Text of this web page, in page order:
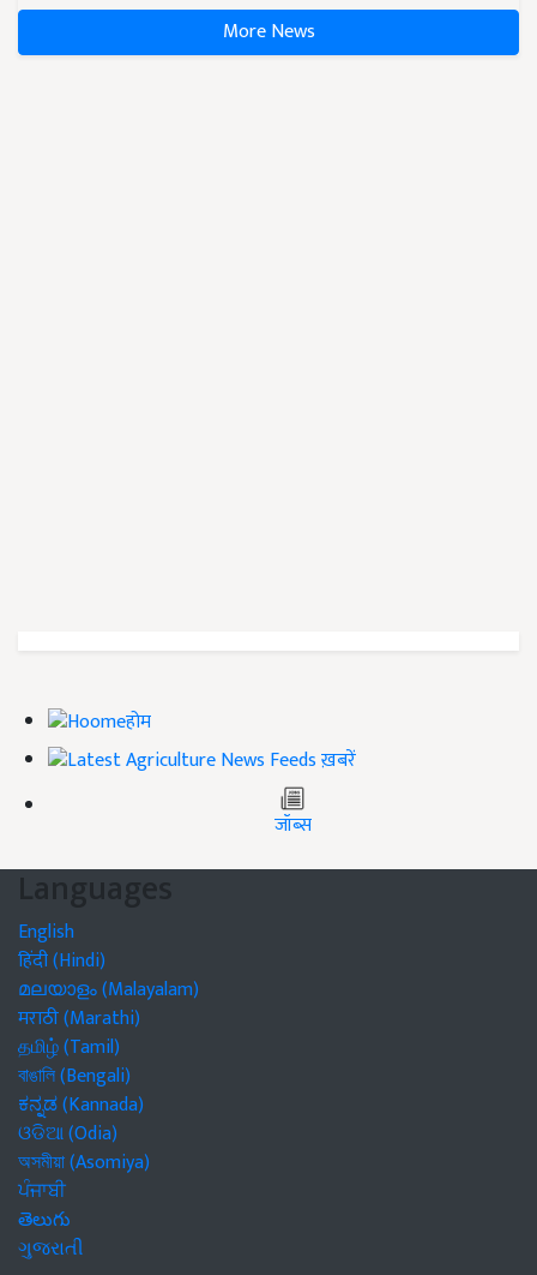
More News
होम
ख़बरें
जॉब्स
Languages
English
हिंदी (Hindi)
മലയാളം (Malayalam)
मराठी (Marathi)
தமிழ் (Tamil)
বাঙালি (Bengali)
ಕನ್ನಡ (Kannada)
ଓଡିଆ (Odia)
অসমীয়া (Asomiya)
ਪੰਜਾਬੀ
తెలుగు
ગુજરાતી